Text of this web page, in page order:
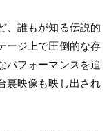
、誰もが知る伝説的
ージ上で圧倒的な存
パフォーマンスを追
裏映像も映し出され